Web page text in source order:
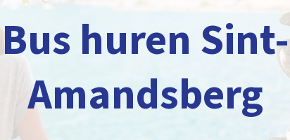
Bus huren Sint-
Amandsberg